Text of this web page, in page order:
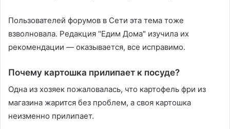
Пользователей форумов в Сети эта тема тоже
взволновала. Редакция "Едим Дома" изучила их
рекомендации — оказывается, все исправимо.
Почему картошка прилипает к посуде?
Одна из хозяек пожаловалась, что картофель фри из
магазина жарится без проблем, а своя картошка
неизменно прилипает.